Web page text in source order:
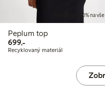
Pro členy: -20% na vše
Peplum top
699,-699,00 Kč
Recyklovaný materiál